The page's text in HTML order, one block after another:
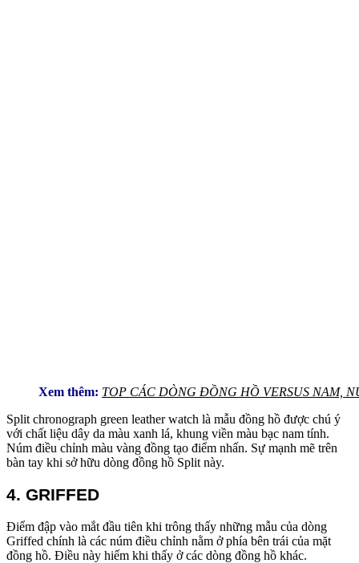
Xem thêm: TOP CÁC DÒNG ĐỒNG HỒ VERSUS NAM,
Split chronograph green leather watch là mẫu đồng hồ được chú ý
với chất liệu dây da màu xanh lá, khung viền màu bạc nam tính.
Núm điều chỉnh màu vàng đồng tạo điểm nhấn. Sự mạnh mẽ trên
bàn tay khi sở hữu dòng đồng hồ Split này.
4. GRIFFED
Điểm đập vào mắt đầu tiên khi trông thấy những mẫu của dòng
Griffed chính là các núm điều chỉnh nằm ở phía bên trái của mặt
đồng hồ. Điều này hiếm khi thấy ở các dòng đồng hồ khác.